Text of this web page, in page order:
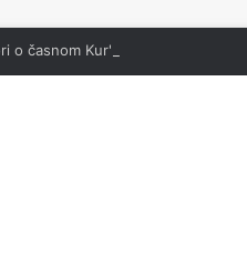
o časnom Kur'anu